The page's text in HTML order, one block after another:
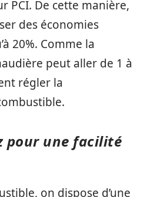
PCI. De cette manière,
des économies
20%. Comme la
peut aller de 1 à
régler la
pour une facilité
on dispose d’une